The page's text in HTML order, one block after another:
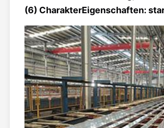
(6) CharakterEigenschaften: